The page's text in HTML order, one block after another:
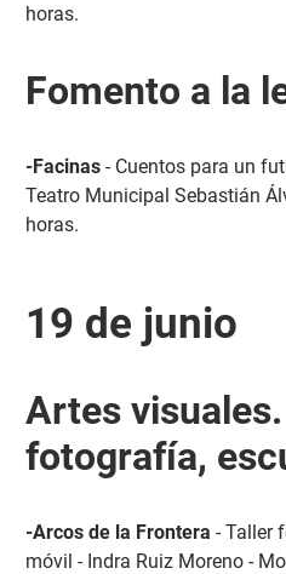
horas.
Fomento a la
-Facinas- Cuentos para un
Teatro Municipal Sebastián
horas.
19 de junio
Artes
fotografía,
-Arcos de la Frontera - Taller
móvil - Indra Ruiz Moreno -